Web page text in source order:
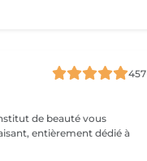
457
de beauté vous
entièrement dédié à